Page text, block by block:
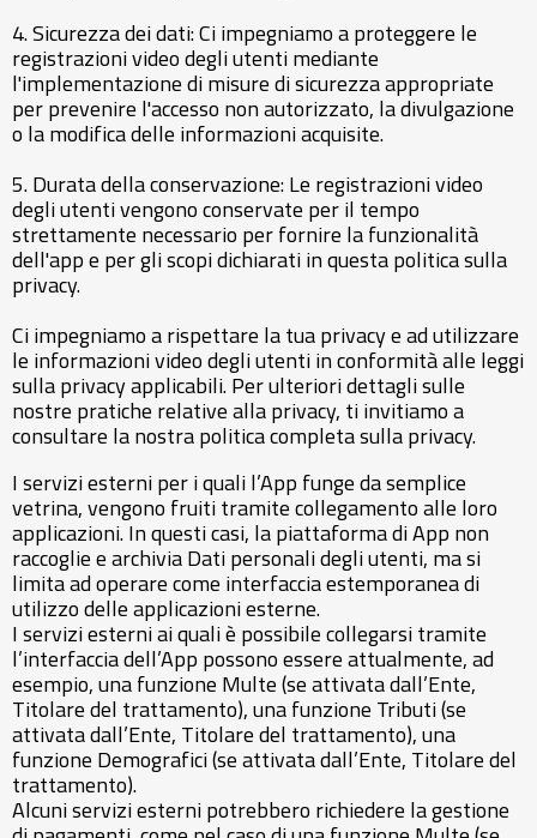
4. Sicurezza dei dati: Ci impegniamo a proteggere le
registrazioni video degli utenti mediante
l'implementazione di misure di sicurezza appropriate
per prevenire l'accesso non autorizzato, la divulgazione
o la modifica delle informazioni acquisite.
5. Durata della conservazione: Le registrazioni video
degli utenti vengono conservate per il tempo
strettamente necessario per fornire la funzionalità
dell'app e per gli scopi dichiarati in questa politica sulla
privacy.
Ci impegniamo a rispettare la tua privacy e ad utilizzare
le informazioni video degli utenti in conformità alle leggi
sulla privacy applicabili. Per ulteriori dettagli sulle
nostre pratiche relative alla privacy, ti invitiamo a
consultare la nostra politica completa sulla privacy.
I servizi esterni per i quali l’App funge da semplice
vetrina, vengono fruiti tramite collegamento alle loro
applicazioni. In questi casi, la piattaforma di App non
raccoglie e archivia Dati personali degli utenti, ma si
limita ad operare come interfaccia estemporanea di
utilizzo delle applicazioni esterne.
I servizi esterni ai quali è possibile collegarsi tramite
l’interfaccia dell’App possono essere attualmente, ad
esempio, una funzione Multe (se attivata dall’Ente,
Titolare del trattamento), una funzione Tributi (se
attivata dall’Ente, Titolare del trattamento), una
funzione Demografici (se attivata dall’Ente, Titolare del
trattamento).
Alcuni servizi esterni potrebbero richiedere la gestione